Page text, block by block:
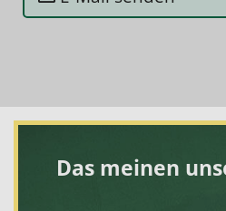
Das meinen